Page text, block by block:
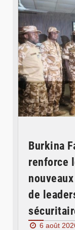
Burkina
renforce
de
6 août